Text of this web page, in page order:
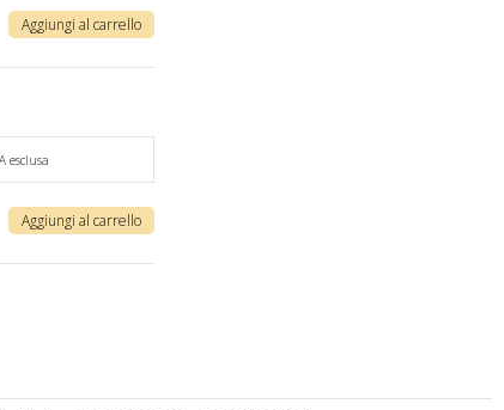
Aggiungi al carrello
esclusa
Aggiungi al carrello